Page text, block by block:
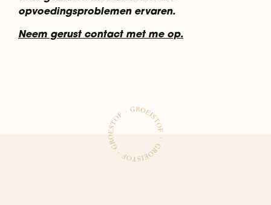
opvoedingsproblemen ervaren.
Neem gerust contact met me op.